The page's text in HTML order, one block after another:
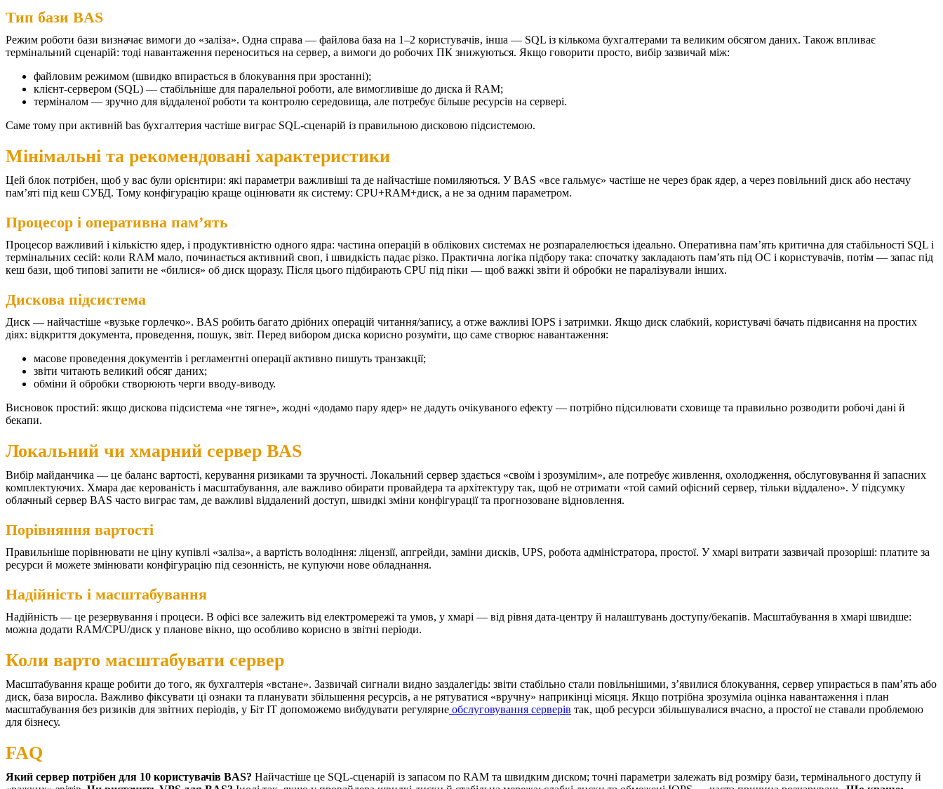
Тип бази BAS
Режим роботи бази визначає вимоги до «заліза». Одна справа — файлова база на 1–2 користувачів, інша — SQL із кількома бухгалтерами та великим обсягом даних. Також впливає
термінальний сценарій: тоді навантаження переноситься на сервер, а вимоги до робочих ПК знижуються. Якщо говорити просто, вибір зазвичай між:
файловим режимом (швидко впирається в блокування при зростанні);
клієнт-сервером (SQL) — стабільніше для паралельної роботи, але вимогливіше до диска й RAM;
терміналом — зручно для віддаленої роботи та контролю середовища, але потребує більше ресурсів на сервері.
Саме тому при активній bas бухгалтерия частіше виграє SQL-сценарій із правильною дисковою підсистемою.
Мінімальні та рекомендовані характеристики
Цей блок потрібен, щоб у вас були орієнтири: які параметри важливіші та де найчастіше помиляються. У BAS «все гальмує» частіше не через брак ядер, а через повільний диск або нестачу
пам’яті під кеш СУБД. Тому конфігурацію краще оцінювати як систему: CPU+RAM+диск, а не за одним параметром.
Процесор і оперативна пам’ять
Процесор важливий і кількістю ядер, і продуктивністю одного ядра: частина операцій в облікових системах не розпаралелюється ідеально. Оперативна пам’ять критична для стабільності SQL і
термінальних сесій: коли RAM мало, починається активний своп, і швидкість падає різко. Практична логіка підбору така: спочатку закладають пам’ять під ОС і користувачів, потім — запас під
кеш бази, щоб типові запити не «билися» об диск щоразу. Після цього підбирають CPU під піки — щоб важкі звіти й обробки не паралізували інших.
Дискова підсистема
Диск — найчастіше «вузьке горлечко». BAS робить багато дрібних операцій читання/запису, а отже важливі IOPS і затримки. Якщо диск слабкий, користувачі бачать підвисання на простих
діях: відкриття документа, проведення, пошук, звіт. Перед вибором диска корисно розуміти, що саме створює навантаження:
масове проведення документів і регламентні операції активно пишуть транзакції;
звіти читають великий обсяг даних;
обміни й обробки створюють черги вводу-виводу.
Висновок простий: якщо дискова підсистема «не тягне», жодні «додамо пару ядер» не дадуть очікуваного ефекту — потрібно підсилювати сховище та правильно розводити робочі дані й
бекапи.
Локальний чи хмарний сервер BAS
Вибір майданчика — це баланс вартості, керування ризиками та зручності. Локальний сервер здається «своїм і зрозумілим», але потребує живлення, охолодження, обслуговування й запасних
комплектуючих. Хмара дає керованість і масштабування, але важливо обирати провайдера та архітектуру так, щоб не отримати «той самий офісний сервер, тільки віддалено». У підсумку
облачный сервер BAS часто виграє там, де важливі віддалений доступ, швидкі зміни конфігурації та прогнозоване відновлення.
Порівняння вартості
Правильніше порівнювати не ціну купівлі «заліза», а вартість володіння: ліцензії, апгрейди, заміни дисків, UPS, робота адміністратора, простої. У хмарі витрати зазвичай прозоріші: платите за
ресурси й можете змінювати конфігурацію під сезонність, не купуючи нове обладнання.
Надійність і масштабування
Надійність — це резервування і процеси. В офісі все залежить від електромережі та умов, у хмарі — від рівня дата-центру й налаштувань доступу/бекапів. Масштабування в хмарі швидше:
можна додати RAM/CPU/диск у планове вікно, що особливо корисно в звітні періоди.
Коли варто масштабувати сервер
Масштабування краще робити до того, як бухгалтерія «встане». Зазвичай сигнали видно заздалегідь: звіти стабільно стали повільнішими, з’явилися блокування, сервер упирається в пам’ять або
диск, база виросла. Важливо фіксувати ці ознаки та планувати збільшення ресурсів, а не рятуватися «вручну» наприкінці місяця. Якщо потрібна зрозуміла оцінка навантаження і план
масштабування без ризиків для звітних періодів, у Біт ІТ допоможемо вибудувати регулярне обслуговування серверів так, щоб ресурси збільшувалися вчасно, а простої не ставали проблемою
для бізнесу.
FAQ
Який сервер потрібен для 10 користувачів BAS? Найчастіше це SQL-сценарій із запасом по RAM та швидким диском; точні параметри залежать від розміру бази, термінального доступу й